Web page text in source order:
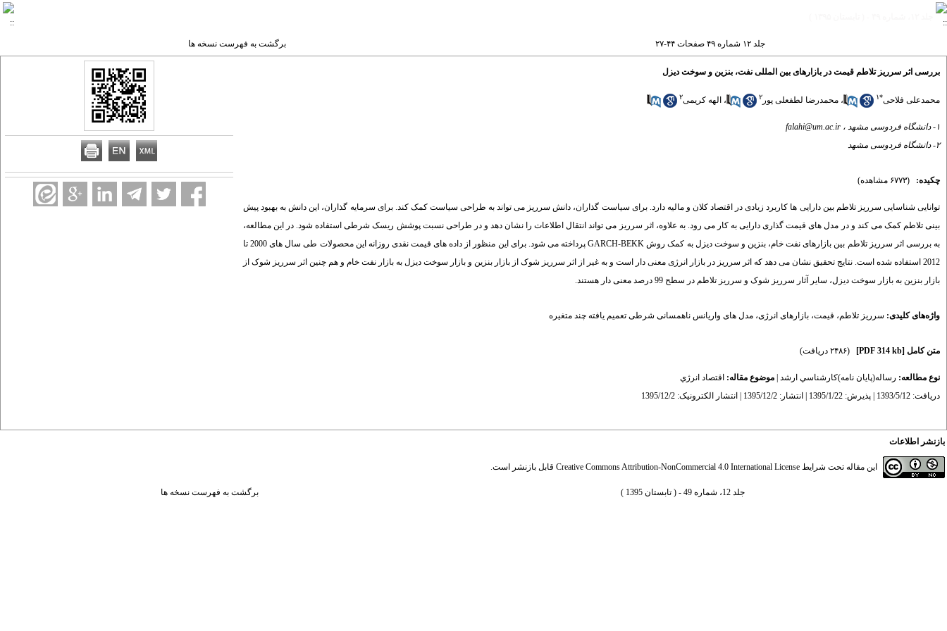
جلد ۱۲ شماره ۴۹ صفحات ۴۴-۲۷ برگشت به فهرست نسخه ها
بررسی اثر سرریز تلاطم قیمت در بازارهای بین المللی نفت، بنزین و سوخت دیزل
محمدعلی فلاحی*۱ ، محمدرضا لطفعلی پور ۲ ، الهه کریمی۲
۱- دانشگاه فردوسی مشهد ،
falahi@um.ac.ir
۲- دانشگاه فردوسی مشهد
چکیده: (۶۷۷۳ مشاهده)
توانایی شناسایی سرریز تلاطم بین دارایی ها کاربرد زیادی در اقتصاد کلان و مالیه دارد. برای سیاست گذاران، دانش سرریز می تواند به طراحی سیاست کمک کند. برای سرمایه گذاران، این دانش به بهبود پیش
بینی تلاطم کمک می کند و در مدل های قیمت گذاری دارایی به کار می رود. به علاوه، اثر سرریز می تواند انتقال اطلاعات را نشان دهد و در طراحی نسبت پوشش ریسک شرطی استفاده شود. در این مطالعه،
به بررسی اثر سرریز تلاطم بین بازارهای نفت خام، بنزین و سوخت دیزل به کمک روش GARCH-BEKK پرداخته می شود. برای این منظور از داده های قیمت نقدی روزانه این محصولات طی سال های 2000 تا
2012 استفاده شده است. نتایج تحقیق نشان می دهد که اثر سرریز در بازار انرژی معنی دار است و به غیر از اثر سرریز شوک از بازار بنزین و بازار سوخت دیزل به بازار نفت خام و هم چنین اثر سرریز شوک از
بازار بنزین به بازار سوخت دیزل، سایر آثار سرریز شوک و سرریز تلاطم در سطح 99 درصد معنی دار هستند.
واژه‌های کلیدی: سرریز تلاطم، قیمت، بازارهای انرژی، مدل های واریانس ناهمسانی شرطی تعمیم یافته چند متغیره
متن کامل [PDF 314 kb] (۲۴۸۶ دریافت)
نوع مطالعه: رساله(پايان نامه)كارشناسي ارشد موضوع مقاله: اقتصاد انرژي
دریافت: 1393/5/12 | پذیرش: 1395/1/22 | انتشار: 1395/12/2 | انتشار الکترونیک: 1395/12/2
بازنشر اطلاعات
این مقاله تحت شرایط Creative Commons Attribution-NonCommercial 4.0 International License قابل بازنشر است.
جلد 12، شماره 49 - ( تابستان 1395 ) برگشت به فهرست نسخه ها